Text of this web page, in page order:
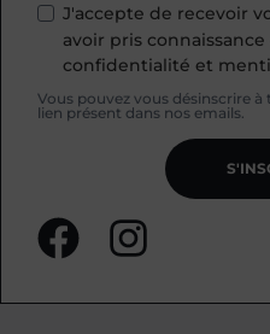
J'accepte de recevoir
avoir pris
confidentialité et
Vous pouvez vous désinscrire
lien présent dans nos emails.